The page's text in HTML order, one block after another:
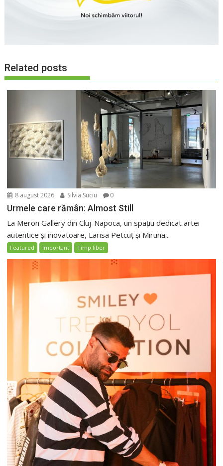
Related posts
8 august 2026 Silvia Suciu 0
Urmele care rămân: Almost Still
La Meron Gallery din Cluj-Napoca, un spațiu dedicat artei
autentice și inovatoare, Larisa Petcuț și Miruna...
Featured Important Timp liber